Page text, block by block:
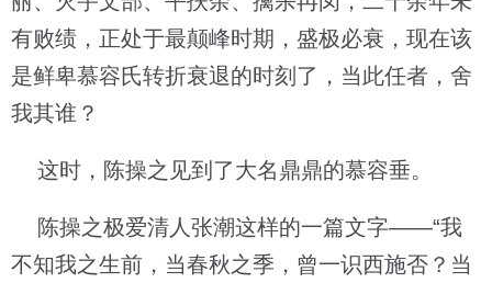
有败绩，正处于最颠峰时期，盛极必衰，现在该
是鲜卑慕容氏转折衰退的时刻了，当此任者，舍
我其谁？
这时，陈操之见到了大名鼎鼎的慕容垂。
陈操之极爱清人张潮这样的一篇文字——“我
不知我之生前，当春秋之季，曾一识西施否？当